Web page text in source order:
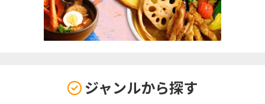
ジャンルから探す